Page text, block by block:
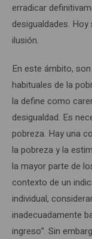
erradicar
desigualdades.
ilusión.
En este ámbito,
habituales de la
la define como
desigualdad. Es
pobreza. Hay una
la pobreza y la
la mayor parte de
contexto de un
individual,
inadecuadamente
ingreso”. Sin